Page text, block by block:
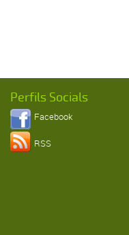
Perfils Socials
Facebook
RSS